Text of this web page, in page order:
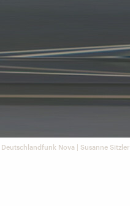
Deutschlandfunk Nova | Susanne Sitzler